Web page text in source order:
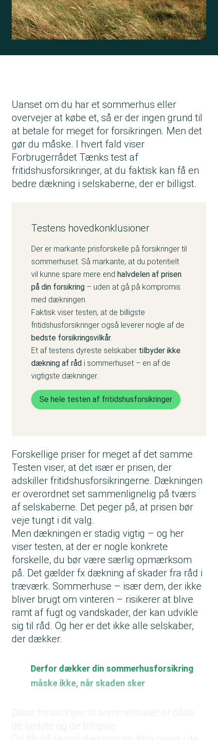
Uanset om du har et sommerhus eller
overvejer at købe et, så er der ingen grund til
at betale for meget for forsikringen. Men det
gør du måske. I hvert fald viser
Forbrugerrådet Tænks test af
fritidshusforsikringer, at du faktisk kan få en
bedre dækning i selskaberne, der er billigst.
Testens hovedkonklusioner
Der er markante prisforskelle på forsikringer til
sommerhuset. Så markante, at du potentielt
vil kunne spare mere end halvdelen af prisen
på din forsikring – uden at gå på kompromis
med dækningen.
Faktisk viser testen, at de billigste
fritidshusforsikringer også leverer nogle af de
bedste forsikringsvilkår.
Et af testens dyreste selskaber tilbyder ikke
dækning af råd i sommerhuset – en af de
vigtigste dækninger.
Se hele testen af fritidshusforsikringer
Forskellige priser for meget af det samme
Testen viser, at det især er prisen, der
adskiller fritidshusforsikringerne. Dækningen
er overordnet set sammenlignelig på tværs
af selskaberne. Det peger på, at prisen bør
veje tungt i dit valg.
Men dækningen er stadig vigtig – og her
viser testen, at der er nogle konkrete
forskelle, du bør være særlig opmærksom
på. Det gælder fx dækning af skader fra råd i
træværk. Sommerhuse – især dem, der ikke
bliver brugt om vinteren – risikerer at blive
ramt af fugt og vandskader, der kan udvikle
sig til råd. Og her er det ikke alle selskaber,
der dækker.
Derfor dækker din sommerhusforsikring
måske ikke, når skaden sker
de bedste og de billigste